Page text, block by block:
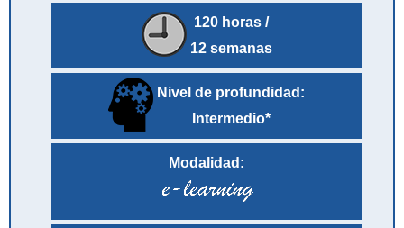
120 horas /
12 semanas
Nivel de profundidad:
Intermedio*
Modalidad: